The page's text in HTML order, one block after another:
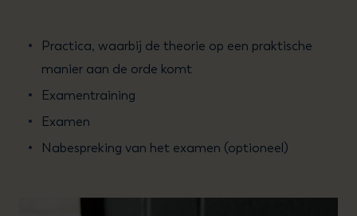
Practica, waarbij de theorie op een praktische
manier aan de orde komt
Examentraining
Examen
Nabespreking van het examen (optioneel)